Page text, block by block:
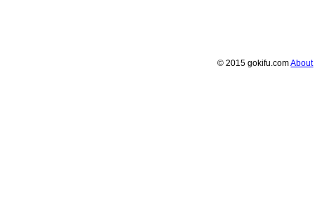
© 2015 gokifu.comAbout